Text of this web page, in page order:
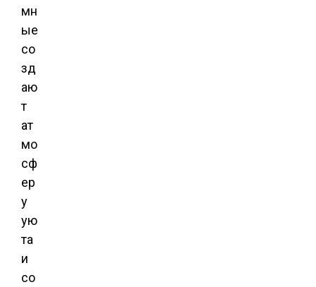
мн
ые
со
зд
аю
т
ат
мо
сф
ер
у
ую
та
и
со